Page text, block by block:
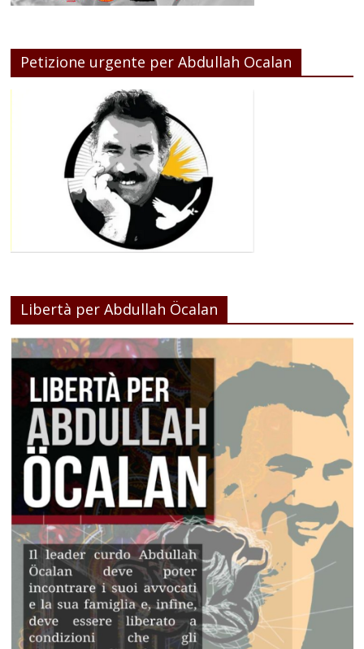
Petizione urgente per Abdullah Ocalan
Libertà per Abdullah Öcalan